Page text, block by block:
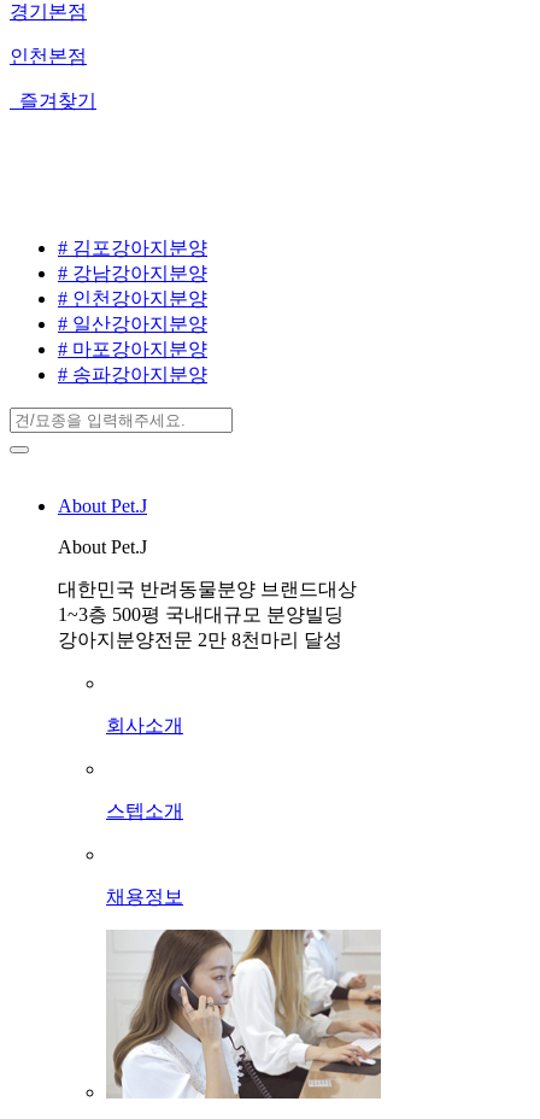
경기본점
인천본점
즐겨찾기
# 김포강아지분양
# 강남강아지분양
# 인천강아지분양
# 일산강아지분양
# 마포강아지분양
# 송파강아지분양
About Pet.J
About Pet.J
대한민국 반려동물분양 브랜드대상
1~3층 500평 국내대규모 분양빌딩
강아지분양전문 2만 8천마리 달성
회사소개
스텝소개
채용정보